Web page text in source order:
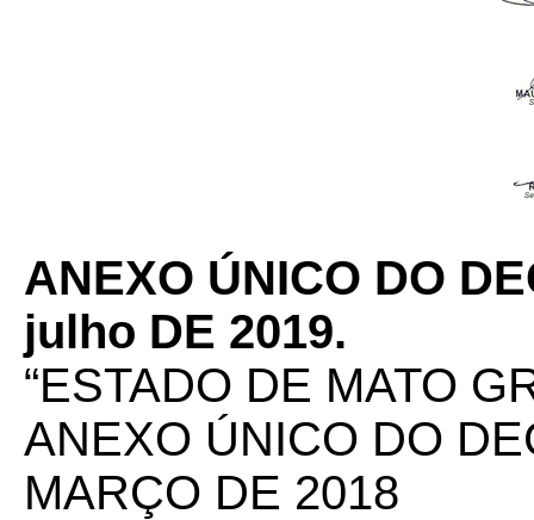
ANEXO ÚNICO DO
julho DE 2019.
“ESTADO DE MATO
ANEXO ÚNICO DO
MARÇO DE 2018